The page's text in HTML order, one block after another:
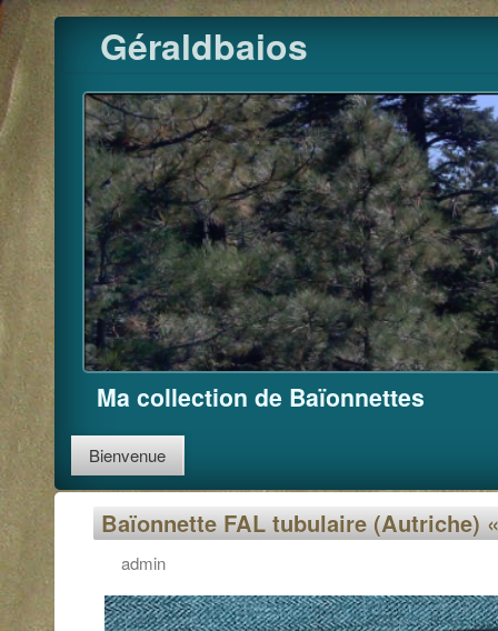
Pour
Skip
to
content
Géraldbaios
Ma collection de Baïonnettes
Bienvenue
Baïonnette FAL tubulaire (Autriche)
admin